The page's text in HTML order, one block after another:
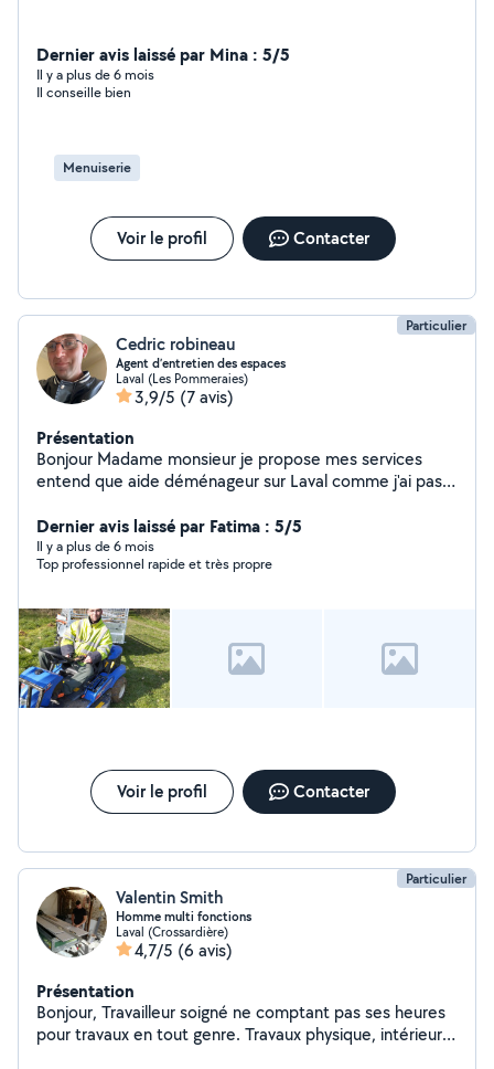
Dernier avis laissé par Mina : 5/5
Il y a plus de 6 mois
Il conseille bien
Menuiserie
Voir le profil Contacter
Particulier
Cedric robineau
Agent d’entretien des espaces
Laval (Les Pommeraies)
3,9/5 (7 avis)
Présentation
Bonjour Madame monsieur je propose mes services
entend que aide déménageur sur Laval comme j'ai pas
demeco
Dernier avis laissé par Fatima : 5/5
Il y a plus de 6 mois
Top professionnel rapide et très propre
Voir le profil Contacter
Particulier
Valentin Smith
Homme multi fonctions
Laval (Crossardière)
4,7/5 (6 avis)
Présentation
Bonjour, Travailleur soigné ne comptant pas ses heures
pour travaux en tout genre. Travaux physique, intérieur,